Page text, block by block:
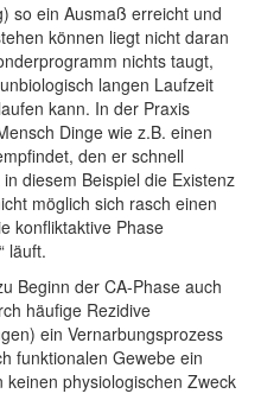
so ein Ausmaß erreicht und
können liegt nicht daran
nichts taugt,
langen Laufzeit
kann. In der Praxis
Dinge wie z.B. einen
den er schnell
diesem Beispiel die Existenz
möglich sich rasch einen
konfliktaktive Phase
läuft.
Beginn der CA-Phase auch
häufige Rezidive
ein Vernarbungsprozess
funktionalen Gewebe ein
keinen physiologischen Zweck